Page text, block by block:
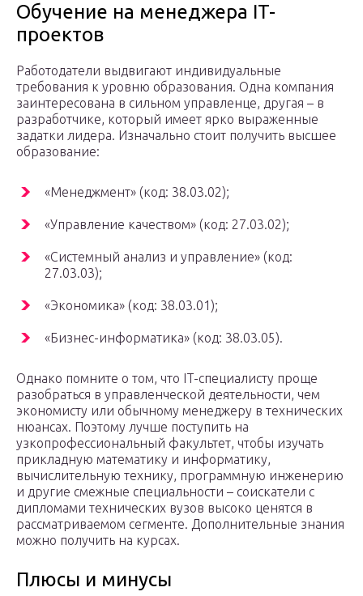
Обучение на менеджера IT-
проектов
Работодатели выдвигают индивидуальные
требования к уровню образования. Одна компания
заинтересована в сильном управленце, другая – в
разработчике, который имеет ярко выраженные
задатки лидера. Изначально стоит получить высшее
образование:
«Менеджмент» (код: 38.03.02);
«Управление качеством» (код: 27.03.02);
«Системный анализ и управление» (код:
27.03.03);
«Экономика» (код: 38.03.01);
«Бизнес-информатика» (код: 38.03.05).
Однако помните о том, что IT-специалисту проще
разобраться в управленческой деятельности, чем
экономисту или обычному менеджеру в технических
нюансах. Поэтому лучше поступить на
узкопрофессиональный факультет, чтобы изучать
прикладную математику и информатику,
вычислительную технику, программную инженерию
и другие смежные специальности – соискатели с
дипломами технических вузов высоко ценятся в
рассматриваемом сегменте. Дополнительные знания
можно получить на курсах.
Плюсы и минусы